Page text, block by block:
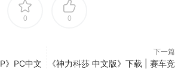
0 0
》PC中文
下一篇
《神力科莎 中文版》下载 | 赛车竞